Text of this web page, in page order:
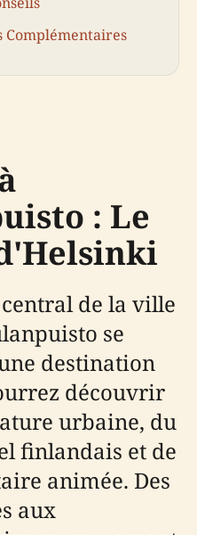
Complémentaires
: Le
de la ville
se
destination
découvrir
urbaine, du
finlandais et de
animée. Des
aux